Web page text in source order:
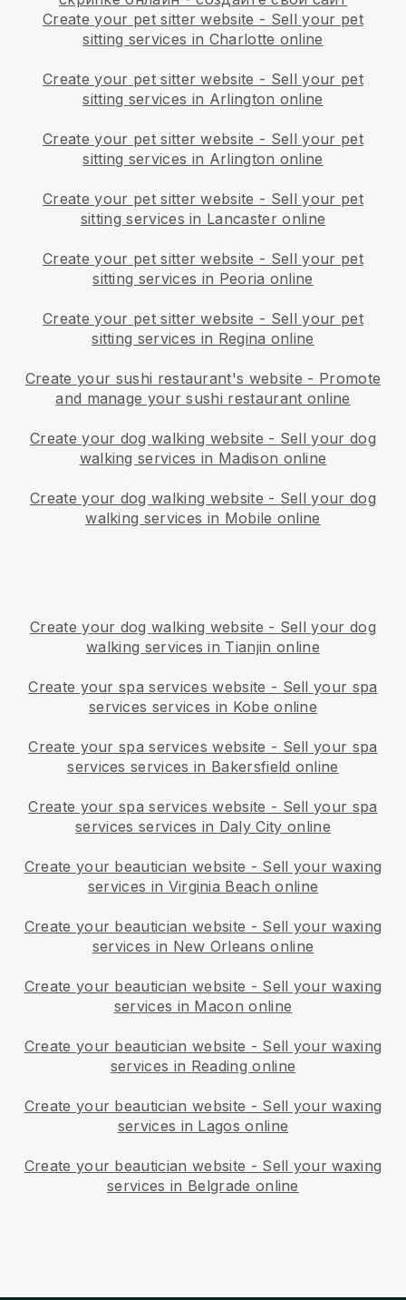
Create your pet sitter website - Sell your pet
sitting services in Charlotte online
Create your pet sitter website - Sell your pet
sitting services in Arlington online
Create your pet sitter website - Sell your pet
sitting services in Arlington online
Create your pet sitter website - Sell your pet
sitting services in Lancaster online
Create your pet sitter website - Sell your pet
sitting services in Peoria online
Create your pet sitter website - Sell your pet
sitting services in Regina online
Create your sushi restaurant's website - Promote
and manage your sushi restaurant online
Create your dog walking website - Sell your dog
walking services in Madison online
Create your dog walking website - Sell your dog
walking services in Mobile online
Create your dog walking website - Sell your dog
walking services in Tianjin online
Create your spa services website - Sell your spa
services services in Kobe online
Create your spa services website - Sell your spa
services services in Bakersfield online
Create your spa services website - Sell your spa
services services in Daly City online
Create your beautician website - Sell your waxing
services in Virginia Beach online
Create your beautician website - Sell your waxing
services in New Orleans online
Create your beautician website - Sell your waxing
services in Macon online
Create your beautician website - Sell your waxing
services in Reading online
Create your beautician website - Sell your waxing
services in Lagos online
Create your beautician website - Sell your waxing
services in Belgrade online